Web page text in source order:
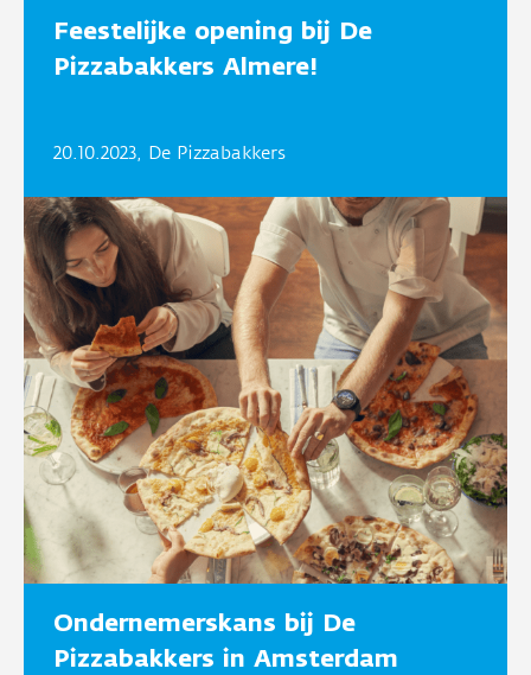
Feestelijke opening bij De
Pizzabakkers Almere!
20.10.2023, De Pizzabakkers
Ondernemerskans bij De
Pizzabakkers in Amsterdam